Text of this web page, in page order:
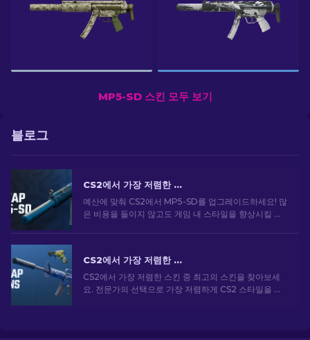
MP5-SD 스킨 모두 보기
블로그
CS2에서 가장 저렴한 MP5 스킨 [2026]
예산에 맞춰 CS2에서 MP5-SD를 업그레이드하세요! 많
은 비용을 들이지 않고도 게임 내 스타일을 향상시킬 수
CS2에서 가장 저렴한 스킨 [2026]
CS2에서 가장 저렴한 스킨 중 최고의 스킨을 찾아보세
요. 전문가의 선택으로 가장 저렴하게 CS2 스타일을 업